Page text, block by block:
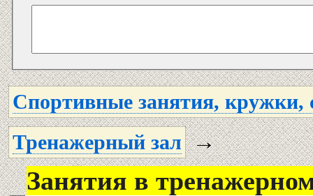
Спортивные занятия, кружки,
Тренажерный зал →
Занятия в